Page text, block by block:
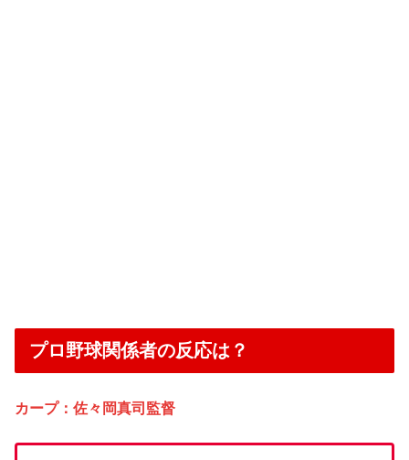
プロ野球関係者の反応は？
カープ：佐々岡真司監督